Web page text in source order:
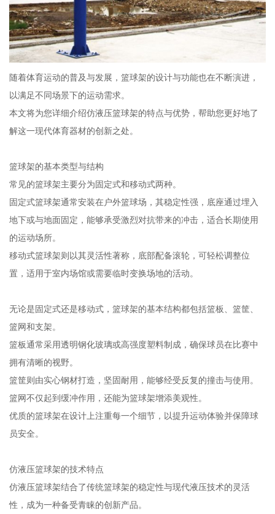
随着体育运动的普及与发展，篮球架的设计与功能也在不断演进，
以满足不同场景下的运动需求。
本文将为您详细介绍仿液压篮球架的特点与优势，帮助您更好地了
解这一现代体育器材的创新之处。
篮球架的基本类型与结构
常见的篮球架主要分为固定式和移动式两种。
固定式篮球架通常安装在户外篮球场，其稳定性强，底座通过埋入
地下或与地面固定，能够承受激烈对抗带来的冲击，适合长期使用
的运动场所。
移动式篮球架则以其灵活性著称，底部配备滚轮，可轻松调整位
置，适用于室内场馆或需要临时变换场地的活动。
无论是固定式还是移动式，篮球架的基本结构都包括篮板、篮筐、
篮网和支架。
篮板通常采用透明钢化玻璃或高强度塑料制成，确保球员在比赛中
拥有清晰的视野。
篮筐则由实心钢材打造，坚固耐用，能够经受反复的撞击与使用。
篮网不仅起到缓冲作用，还能为篮球架增添美观性。
优质的篮球架在设计上注重每一个细节，以提升运动体验并保障球
员安全。
仿液压篮球架的技术特点
仿液压篮球架结合了传统篮球架的稳定性与现代液压技术的灵活
性，成为一种备受青睐的创新产品。